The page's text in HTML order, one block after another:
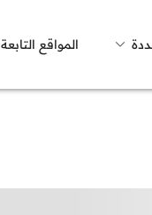
المواقع التابعة